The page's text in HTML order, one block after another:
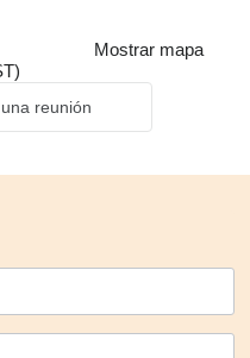
Mostrar mapa
reunión